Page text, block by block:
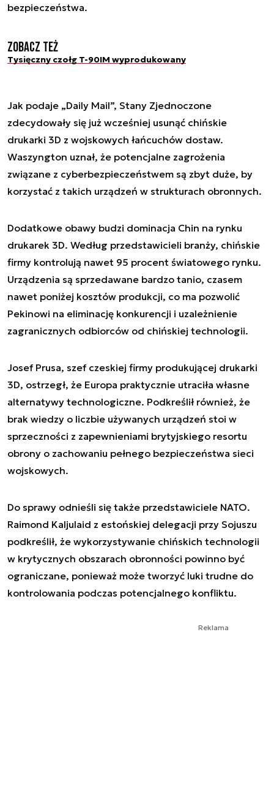
bezpieczeństwa.
Zobacz też
Tysięczny czołg T-90IM wyprodukowany
Jak podaje „Daily Mail”, Stany Zjednoczone
zdecydowały się już wcześniej usunąć chińskie
drukarki 3D z wojskowych łańcuchów dostaw.
Waszyngton uznał, że potencjalne zagrożenia
związane z cyberbezpieczeństwem są zbyt duże, by
korzystać z takich urządzeń w strukturach obronnych.
Dodatkowe obawy budzi dominacja Chin na rynku
drukarek 3D. Według przedstawicieli branży, chińskie
firmy kontrolują nawet 95 procent światowego rynku.
Urządzenia są sprzedawane bardzo tanio, czasem
nawet poniżej kosztów produkcji, co ma pozwolić
Pekinowi na eliminację konkurencji i uzależnienie
zagranicznych odbiorców od chińskiej technologii.
Josef Prusa, szef czeskiej firmy produkującej drukarki
3D, ostrzegł, że Europa praktycznie utraciła własne
alternatywy technologiczne. Podkreślił również, że
brak wiedzy o liczbie używanych urządzeń stoi w
sprzeczności z zapewnieniami brytyjskiego resortu
obrony o zachowaniu pełnego bezpieczeństwa sieci
wojskowych.
Do sprawy odnieśli się także przedstawiciele NATO.
Raimond Kaljulaid z estońskiej delegacji przy Sojuszu
podkreślił, że wykorzystywanie chińskich technologii
w krytycznych obszarach obronności powinno być
ograniczane, ponieważ może tworzyć luki trudne do
kontrolowania podczas potencjalnego konfliktu.
Reklama